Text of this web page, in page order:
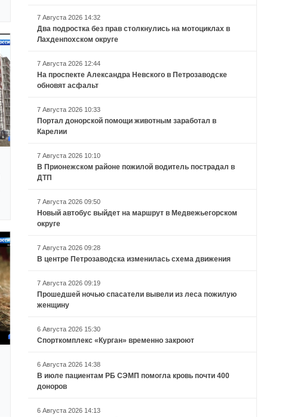
7 Августа 2026 14:32
Два подростка без прав столкнулись на мотоциклах в
Лахденпохском округе
7 Августа 2026 12:44
На проспекте Александра Невского в Петрозаводске
обновят асфальт
7 Августа 2026 10:33
Портал донорской помощи животным заработал в
Карелии
7 Августа 2026 10:10
В Прионежском районе пожилой водитель пострадал в
ДТП
7 Августа 2026 09:50
Новый автобус выйдет на маршрут в Медвежьегорском
округе
7 Августа 2026 09:28
В центре Петрозаводска изменилась схема движения
7 Августа 2026 09:19
Прошедшей ночью спасатели вывели из леса пожилую
женщину
6 Августа 2026 15:30
Спорткомплекс «Курган» временно закроют
6 Августа 2026 14:38
В июле пациентам РБ СЭМП помогла кровь почти 400
доноров
6 Августа 2026 14:13